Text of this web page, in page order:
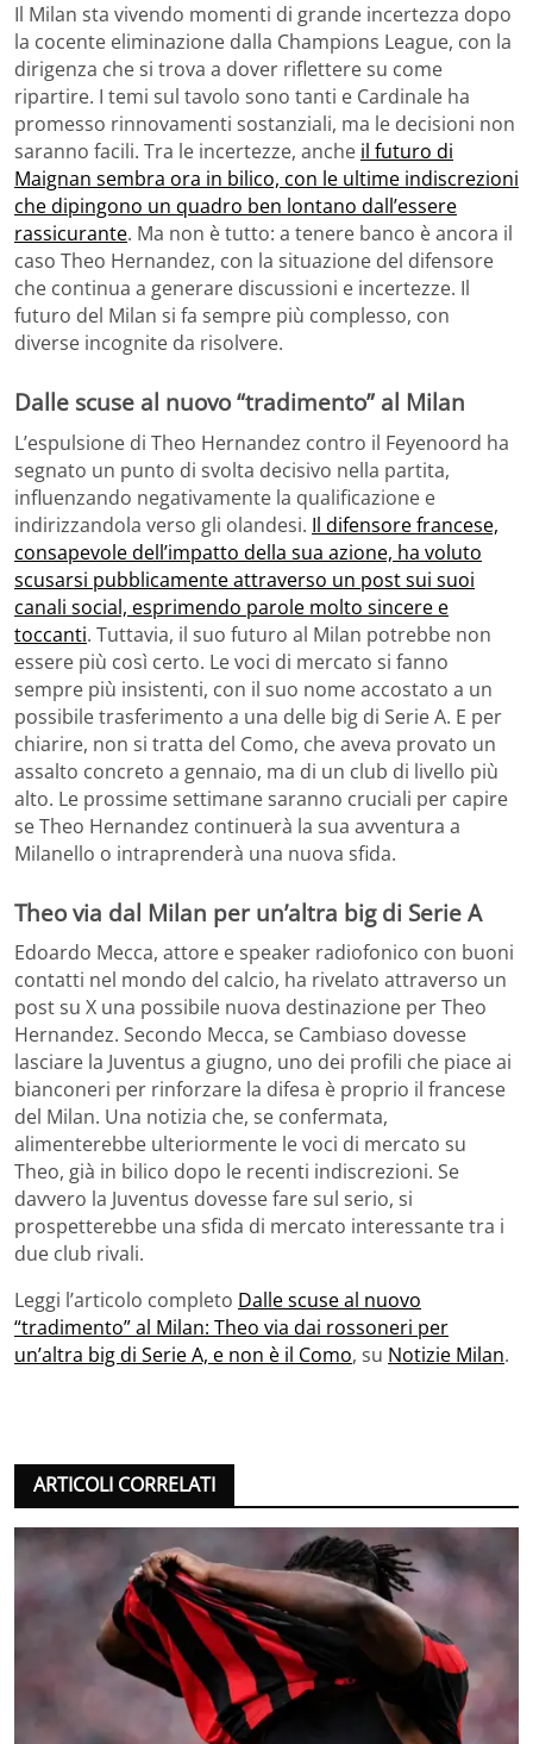
Il Milan sta vivendo momenti di grande incertezza dopo
la cocente eliminazione dalla Champions League, con la
dirigenza che si trova a dover riflettere su come
ripartire. I temi sul tavolo sono tanti e Cardinale ha
promesso rinnovamenti sostanziali, ma le decisioni non
saranno facili. Tra le incertezze, anche il futuro di
Maignan sembra ora in bilico, con le ultime indiscrezioni
che dipingono un quadro ben lontano dall’essere
rassicurante. Ma non è tutto: a tenere banco è ancora il
caso Theo Hernandez, con la situazione del difensore
che continua a generare discussioni e incertezze. Il
futuro del Milan si fa sempre più complesso, con
diverse incognite da risolvere.
Dalle scuse al nuovo “tradimento” al Milan
L’espulsione di Theo Hernandez contro il Feyenoord ha
segnato un punto di svolta decisivo nella partita,
influenzando negativamente la qualificazione e
indirizzandola verso gli olandesi. Il difensore francese,
consapevole dell’impatto della sua azione, ha voluto
scusarsi pubblicamente attraverso un post sui suoi
canali social, esprimendo parole molto sincere e
toccanti. Tuttavia, il suo futuro al Milan potrebbe non
essere più così certo. Le voci di mercato si fanno
sempre più insistenti, con il suo nome accostato a un
possibile trasferimento a una delle big di Serie A. E per
chiarire, non si tratta del Como, che aveva provato un
assalto concreto a gennaio, ma di un club di livello più
alto. Le prossime settimane saranno cruciali per capire
se Theo Hernandez continuerà la sua avventura a
Milanello o intraprenderà una nuova sfida.
Theo via dal Milan per un’altra big di Serie A
Edoardo Mecca, attore e speaker radiofonico con buoni
contatti nel mondo del calcio, ha rivelato attraverso un
post su X una possibile nuova destinazione per Theo
Hernandez. Secondo Mecca, se Cambiaso dovesse
lasciare la Juventus a giugno, uno dei profili che piace ai
bianconeri per rinforzare la difesa è proprio il francese
del Milan. Una notizia che, se confermata,
alimenterebbe ulteriormente le voci di mercato su
Theo, già in bilico dopo le recenti indiscrezioni. Se
davvero la Juventus dovesse fare sul serio, si
prospetterebbe una sfida di mercato interessante tra i
due club rivali.
Leggi l’articolo completo Dalle scuse al nuovo
“tradimento” al Milan: Theo via dai rossoneri per
un’altra big di Serie A, e non è il Como, su Notizie Milan.
ARTICOLI CORRELATI